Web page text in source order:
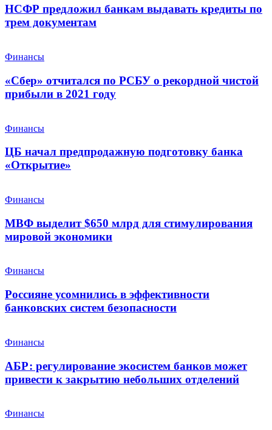
НСФР предложил банкам выдавать кредиты по
трем документам
Финансы
«Сбер» отчитался по РСБУ о рекордной чистой
прибыли в 2021 году
Финансы
ЦБ начал предпродажную подготовку банка
«Открытие»
Финансы
МВФ выделит $650 млрд для стимулирования
мировой экономики
Финансы
Россияне усомнились в эффективности
банковских систем безопасности
Финансы
АБР: регулирование экосистем банков может
привести к закрытию небольших отделений
Финансы